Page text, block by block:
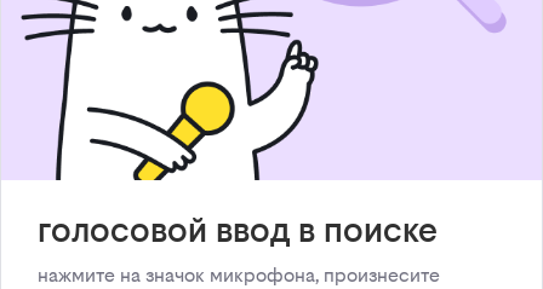
голосовой ввод в поиске
нажмите на значок микрофона, произнесите